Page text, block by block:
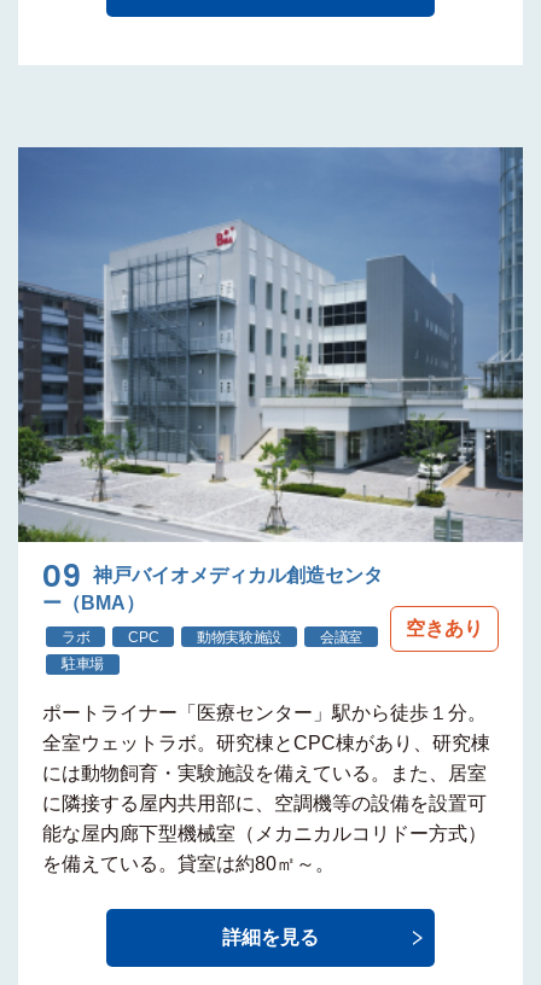
09
神戸バイオメディカル創造センタ
ー（BMA）
ラボ CPC 動物実験施設
会議室
駐車場
空きあり
ポートライナー 「医療センター」駅から徒歩１分。
全室ウェットラボ。研究棟とCPC棟があり、研究棟
には動物飼育・実験施設を備えている。また、居室
に隣接する屋内共用部に、空調機等の設備を設置可
能な屋内廊下型機械室（メカニカルコリドー方式）
を備えている。貸室は約80㎡～。
詳細を見る